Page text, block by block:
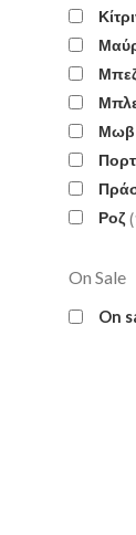
Μωβ
Ροζ
On Sale
On